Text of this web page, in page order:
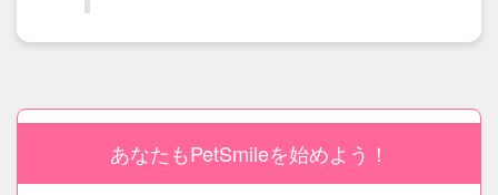
あなたもPetSmileを始めよう！